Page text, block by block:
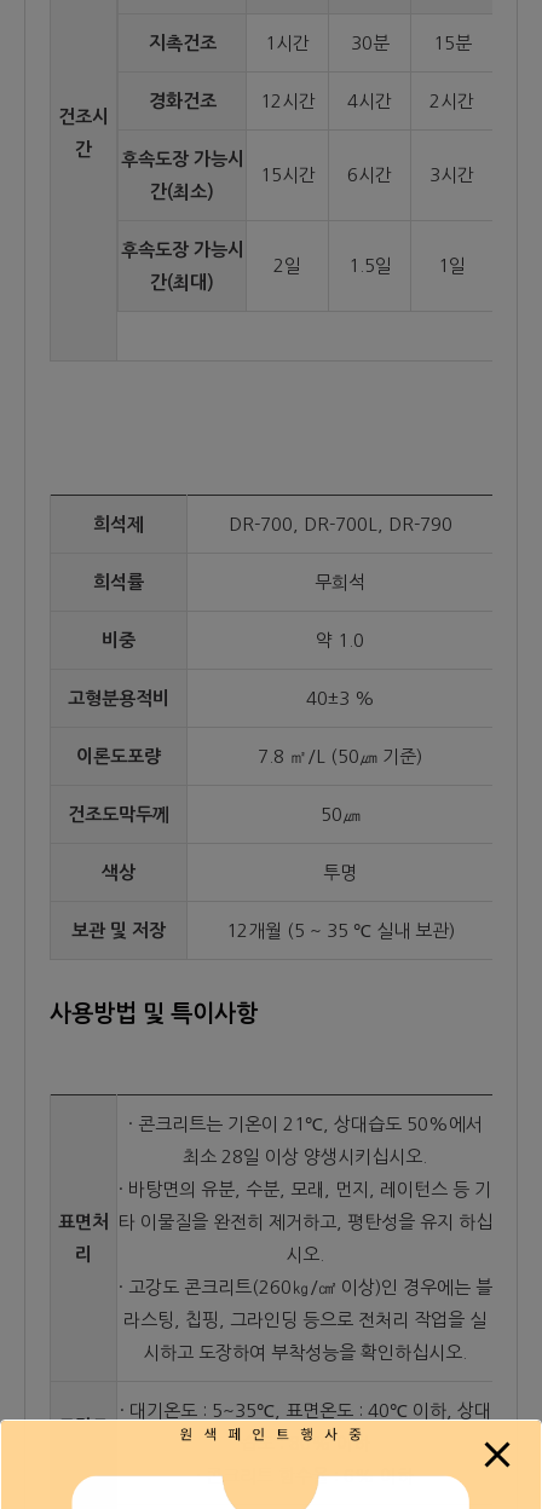
건조시
간
지촉건조 1시간 30분 15분
경화건조 12시간 4시간 2시간
후속도장 가능시
간(최소)
15시간 6시간 3시간
후속도장 가능시
간(최대)
2일 1.5일 1일
희석제 DR-700, DR-700L, DR-790
희석률 무희석
비중 약 1.0
고형분용적비 40±3 %
이론도포량 7.8 ㎡/L (50㎛ 기준)
건조도막두께 50㎛
색상 투명
보관 및 저장 12개월 (5 ~ 35 ℃ 실내 보관)
사용방법 및 특이사항
표면처
리
· 콘크리트는 기온이 21℃, 상대습도 50%에서
최소 28일 이상 양생시키십시오.
· 바탕면의 유분, 수분, 모래, 먼지, 레이턴스 등 기
타 이물질을 완전히 제거하고, 평탄성을 유지 하십
시오.
· 고강도 콘크리트(260㎏/㎠ 이상)인 경우에는 블
라스팅, 칩핑, 그라인딩 등으로 전처리 작업을 실
시하고 도장하여 부착성능을 확인하십시오.
도장조
· 대기온도 : 5~35℃, 표면온도 : 40℃ 이하, 상대
습도 : 80% 이하
· 콘크리트 함수율 : 6% 이하